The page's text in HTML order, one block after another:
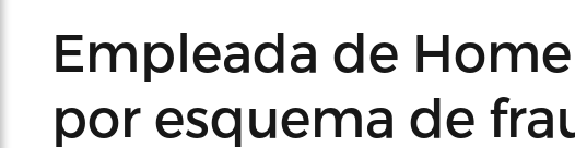
Empleada de
por esquema de